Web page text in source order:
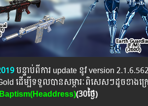
បន្ទាប់​​ពី​​ការ ​update ​នូវ ​version
ដើម្បីទទួលបានសម្ភារៈពិសេសៗដូចខាងក្
(30ថ្ងៃ)